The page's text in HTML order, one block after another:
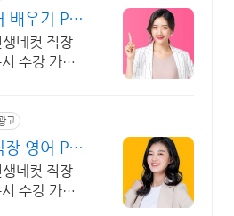
배우기 PC/
네컷 직장
수강 가능
고
영어 PC/
네컷 직장
수강 가능